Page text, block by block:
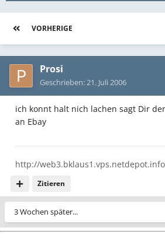
VORHERIGE
Prosi
Geschrieben:21. Juli 2006
ich konnt halt nich lachen sagt Dir
an Ebay
Zitieren
http://
3 Wochen später...